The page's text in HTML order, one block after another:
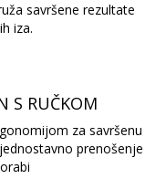
savršene rezultate
iza.
S RUČKOM
za savršenu
prenošenje